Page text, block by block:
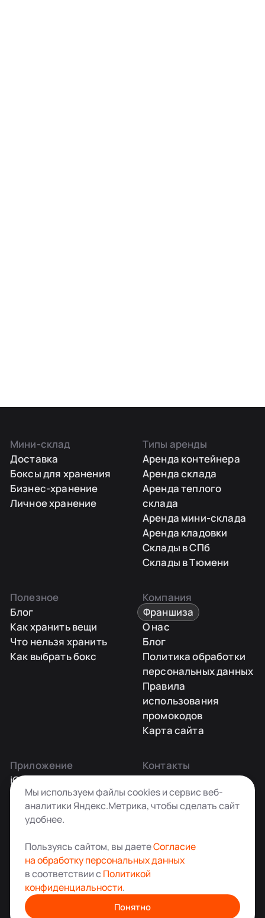
Мини-склад
Доставка
Боксы для хранения
Бизнес-хранение
Личное хранение
Типы аренды
Аренда контейнера
Аренда склада
Аренда теплого
склада
Аренда мини-склада
Аренда кладовки
Склады в СПб
Склады в Тюмени
Полезное
Блог
Как хранить вещи
Что нельзя хранить
Как выбрать бокс
Компания
Франшиза
О нас
Блог
Политика обработки
персональных данных
Правила
использования
промокодов
Карта сайта
Приложение
iOS
Android
Контакты
Заказать звонок
+7 495 181-55-45
info@kladovkin.ru
Аренда склада для хранения вещей в Москве
© ООО «Кладовкин» 2026. Все права защищены
Мы используем файлы cookies и сервис веб-
аналитики Яндекс.Метрика, чтобы сделать сайт
удобнее.
Пользуясь сайтом, вы даетеСогласие
на обработку персональных данных
в соответствии с Политикой
конфиденциальности.
Понятно